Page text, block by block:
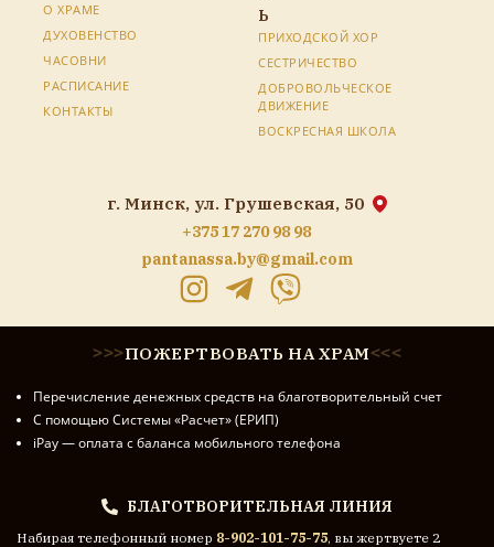
О ХРАМЕ
ДУХОВЕНСТВО
ЧАСОВНИ
РАСПИСАНИЕ
КОНТАКТЫ
Ь
ПРИХОДСКОЙ ХОР
СЕСТРИЧЕСТВО
ДОБРОВОЛЬЧЕСКОЕ
ДВИЖЕНИЕ
ВОСКРЕСНАЯ ШКОЛА
г. Минск, ул. Грушевская, 50
+375 17 270 98 98
pantanassa.by@gmail.com
>>>ПОЖЕРТВОВАТЬ НА ХРАМ<<<
Перечисление денежных средств на благотворительный счет
С помощью Системы «Расчет» (ЕРИП)
iPay — оплата с баланса мобильного телефона
БЛАГОТВОРИТЕЛЬНАЯ ЛИНИЯ
Набирая телефонный номер 8-902-101-75-75, вы жертвуете 2